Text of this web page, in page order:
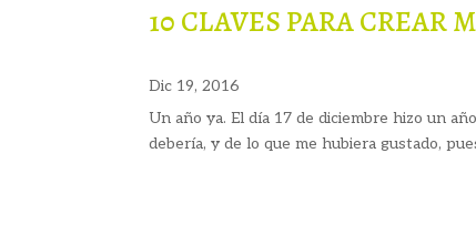
10 CLAVES PARA
Dic 19, 2016
Un año ya. El día 17 de diciembre hizo un
debería, y de lo que me hubiera gustado,